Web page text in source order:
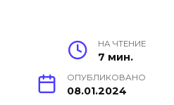
НА ЧТЕНИЕ
7 мин.
ОПУБЛИКОВАНО
08.01.2024